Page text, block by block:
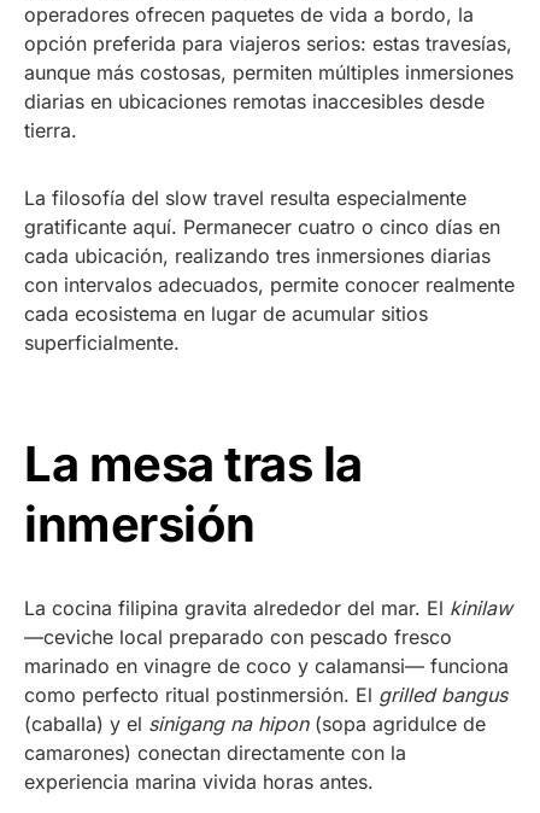
operadores ofrecen paquetes de vida a bordo, la
opción preferida para viajeros serios: estas travesías,
aunque más costosas, permiten múltiples inmersiones
diarias en ubicaciones remotas inaccesibles desde
tierra.
La filosofía del slow travel resulta especialmente
gratificante aquí. Permanecer cuatro o cinco días en
cada ubicación, realizando tres inmersiones diarias
con intervalos adecuados, permite conocer realmente
cada ecosistema en lugar de acumular sitios
superficialmente.
La mesa tras la
inmersión
La cocina filipina gravita alrededor del mar. El kinilaw
—ceviche local preparado con pescado fresco
marinado en vinagre de coco y calamansi— funciona
como perfecto ritual postinmersión. El grilled bangus
(caballa) y el sinigang na hipon(sopa agridulce de
camarones) conectan directamente con la
experiencia marina vivida horas antes.